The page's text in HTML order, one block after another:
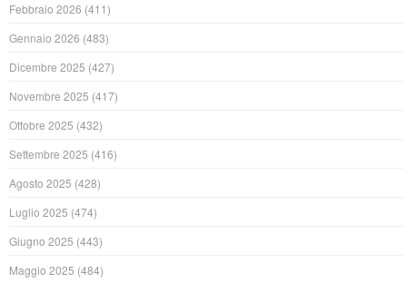
Febbraio 2026 (411)
Gennaio 2026 (483)
Dicembre 2025 (427)
Novembre 2025 (417)
Ottobre 2025 (432)
Settembre 2025 (416)
Agosto 2025 (428)
Luglio 2025 (474)
Giugno 2025 (443)
Maggio 2025 (484)